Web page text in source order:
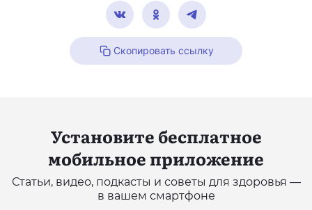
Скопировать ссылку
Установите бесплатное
мобильное приложение
Статьи, видео, подкасты и советы для здоровья —
в вашем смартфоне